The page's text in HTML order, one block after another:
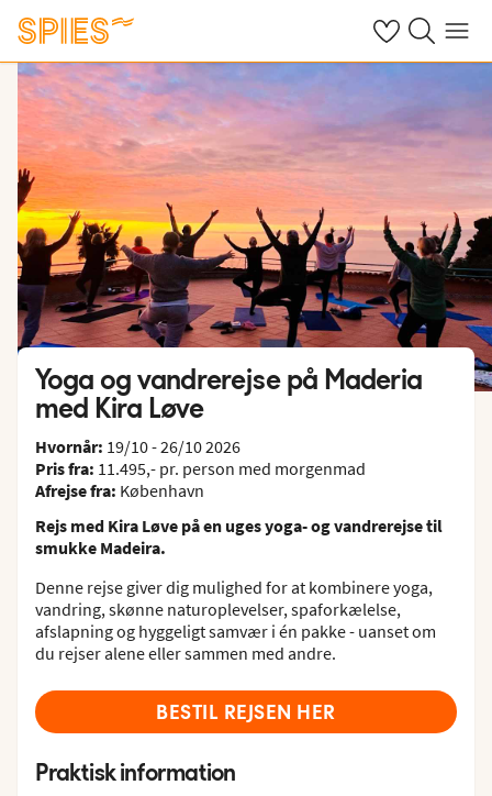
Se dine gemte
Søg påMenu
Yoga og vandrerejse på Maderia
med Kira Løve
Hvornår: 19/10 - 26/10 2026
Pris fra: 11.495,- pr. person med morgenmad
Afrejse fra: København
Rejs med Kira Løve på en uges yoga- og vandrerejse til
smukke Madeira.
Denne rejse giver dig mulighed for at kombinere yoga,
vandring, skønne naturoplevelser, spaforkælelse,
afslapning og hyggeligt samvær i én pakke - uanset om
du rejser alene eller sammen med andre.
BESTIL REJSEN HER
Praktisk information